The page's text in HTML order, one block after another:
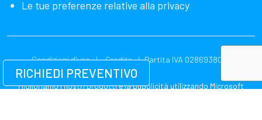
Le tue preferenze relative alla privacy
Condizioni d'uso Credits Partita IVA 02869380549
Miglioriamo i nostri prodotti e la pubblicità utilizzando Microsoft
RICHIEDI PREVENTIVO